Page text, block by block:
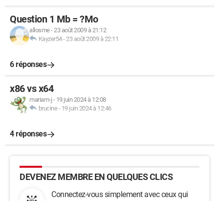
Question 1 Mb = ?Mo
allosme-23 août 2009 à 21:12
Kayzer54-23 août 2009 à 22:11
6 réponses
x86 vs x64
mariam-j - 19 juin 2024 à 12:08
brucine- 19 juin 2024 à 12:46
4 réponses
DEVENEZ MEMBRE EN QUELQUES CLICS
Connectez-vous simplement avec ceux qui